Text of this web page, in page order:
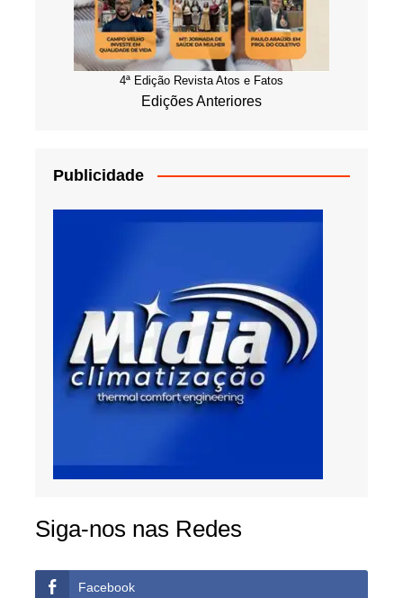
4ª Edição Revista Atos e Fatos
Edições Anteriores
Publicidade
Siga-nos nas Redes
Facebook